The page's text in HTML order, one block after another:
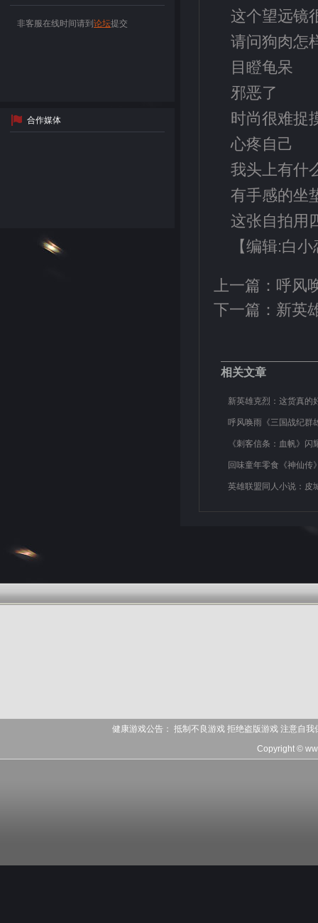
非客服在线时间请到 论坛提交
合作媒体
这个望远镜
请问狗肉怎
目瞪龟呆
邪恶了
时尚很难捉
心疼自己
我头上有什
有手感的坐
这张自拍用
【编辑:白
上一篇： 呼风
下一篇： 新英
相关文章
新英雄克烈：这货真的
呼风唤雨《三国战纪群
《刺客信条：血帆》
回味童年零食《神仙传
英雄联盟同人小说：皮
健康游戏公告： 抵制不良游戏 拒绝盗版游戏 注意自
Copyright ©